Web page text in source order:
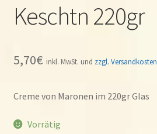
Keschtn 220gr
5,70€ inkl. MwSt. und zzgl. Versandkosten
Creme von Maronen im 220gr Glas
Vorrätig